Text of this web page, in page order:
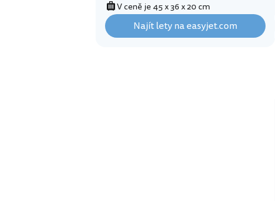
V ceně je 45 x 36 x 20 cm
Najít lety na easyjet.com